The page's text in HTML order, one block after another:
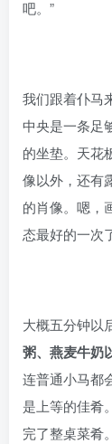
吧。”
我们跟着仆马
中央是一条足
的坐垫。天花
像以外，还有
的肖像。嗯，
态最好的一次
大概五分钟以
粥、燕麦牛奶
连普通小马都
是上等的佳肴
完了整桌菜肴。